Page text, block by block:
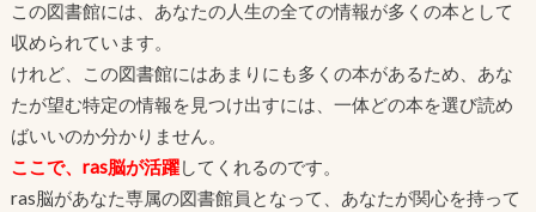
この図書館には、あなたの人生の全ての情報が多くの本として
収められています。
けれど、この図書館にはあまりにも多くの本があるため、あな
たが望む特定の情報を見つけ出すには、一体どの本を選び読め
ばいいのか分かりません。
ここで、ras脳が活躍してくれるのです。
ras脳があなた専属の図書館員となって、あなたが関心を持って